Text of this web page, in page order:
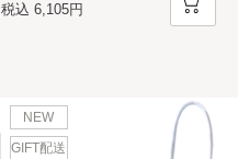
税込6,105円
NEW
GIFT配送